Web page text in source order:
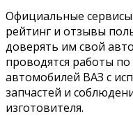
Официальные
рейтинг и отзывы
доверять им свой
проводятся работы
автомобилей ВАЗ с
запчастей и
изготовителя.